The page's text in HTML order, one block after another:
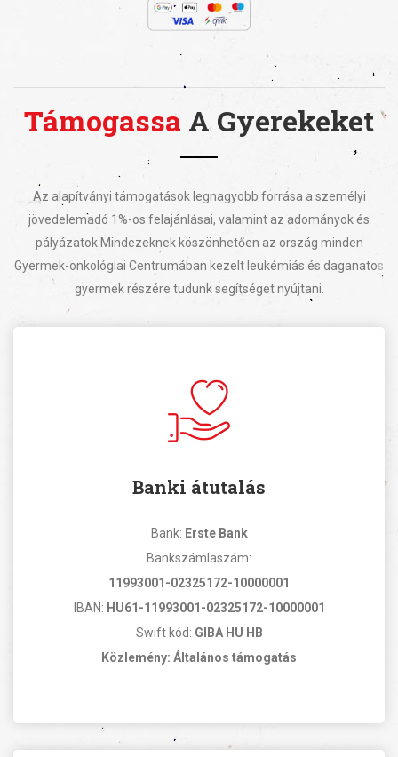
Támogassa A Gyerekeket
Az alapítványi támogatások legnagyobb forrása a személyi
jövedelemadó 1%-os felajánlásai, valamint az adományok és
pályázatok. Mindezeknek köszönhetően az ország minden
Gyermek-onkológiai Centrumában kezelt leukémiás és daganatos
gyermek részére tudunk segítséget nyújtani.
Banki átutalás
Bank: Erste Bank
Bankszámlaszám:
11993001-02325172-10000001
IBAN: HU61-11993001-02325172-10000001
Swift kód: GIBA HU HB
Közlemény: Általános támogatás